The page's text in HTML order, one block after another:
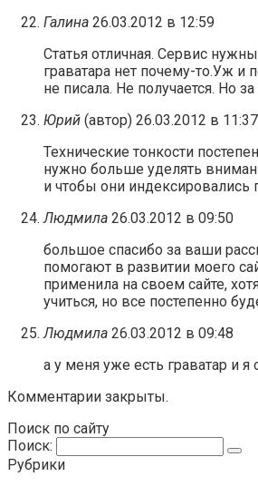
Галина 26.03.2012 в 12:59
Статья отличная. Сервис
граватара нет почему-то.Уж и
не писала. Не получается. Но
Юрий (автор) 26.03.2012 в 11:37
Технические тонкости
нужно больше уделять
и чтобы они индексировались
Людмила 26.03.2012 в 09:50
большое спасибо за ваши
помогают в развитии моего
применила на своем сайте,
учиться, но все постепенно
Людмила 26.03.2012 в 09:48
а у меня уже есть граватар и я
Комментарии закрыты.
Поиск по сайту
Поиск:
Рубрики